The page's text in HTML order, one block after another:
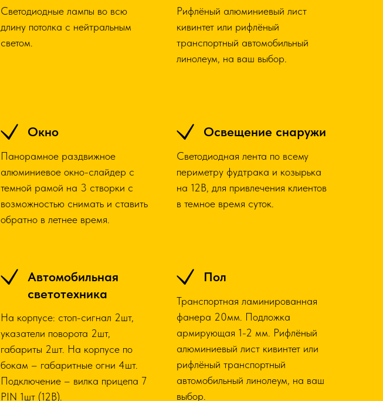
Светодиодные лампы во всю
длину потолка с нейтральным
светом.
Рифлёный алюминиевый лист
кивинтет или рифлёный
транспортный автомобильный
линолеум, на ваш выбор.
Окно
Панорамное раздвижное
алюминиевое окно-слайдер с
темной рамой на 3 створки с
возможностью снимать и ставить
обратно в летнее время.
Освещение снаружи
Светодиодная лента по всему
периметру фудтрака и козырька
на 12В, для привлечения клиентов
в темное время суток.
Автомобильная
светотехника
На корпусе: стоп-сигнал 2шт,
указатели поворота 2шт,
габариты 2шт. На корпусе по
бокам – габаритные огни 4шт.
Подключение – вилка прицепа 7
PIN 1шт (12В).
Пол
Транспортная ламинированная
фанера 20мм. Подложка
армирующая 1-2 мм. Рифлёный
алюминиевый лист кивинтет или
рифлёный транспортный
автомобильный линолеум, на ваш
выбор.